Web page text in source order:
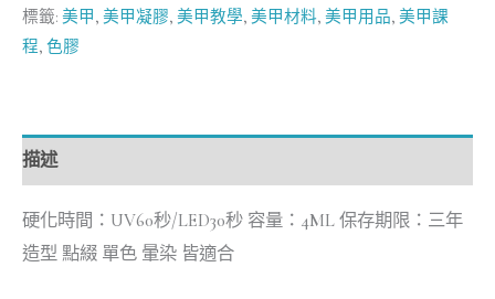
標籤: 美甲, 美甲凝膠, 美甲教學, 美甲材料, 美甲用品, 美甲課
程, 色膠
描述
硬化時間：UV60秒/LED30秒 容量：4ML 保存期限：三年
造型 點綴 單色 暈染 皆適合